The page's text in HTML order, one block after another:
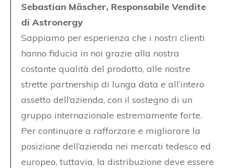
Sebastian Mäscher, Responsabile Vendite
di Astronergy
Sappiamo per esperienza che i nostri clienti
hanno fiducia in noi grazie alla nostra
costante qualità del prodotto, alle nostre
strette partnership di lunga data e all’intero
assetto dell’azienda, con il sostegno di un
gruppo internazionale estremamente forte.
Per continuare a rafforzare e migliorare la
posizione dell’azienda nei mercati tedesco ed
europeo, tuttavia, la distribuzione deve essere